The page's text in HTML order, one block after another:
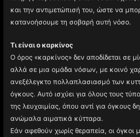
και την αντιμετώπισή του, ώστε να
κατανοήσουμε τη σοβαρή αυτή νόσο.
Τι είναι ο καρκίνος
Ο όρος «καρκίνος» δεν αποδίδεται σε
αλλά σε μια ομάδα νόσων, με κοινό
ανεξέλεγκτο πολλαπλασιασμό των
όγκους. Αυτό ισχύει για όλους τους
της λευχαιμίας, όπου αντί για όγκους
ανώμαλα αιματικά κύτταρα.
Εάν αφεθούν χωρίς θεραπεία, οι όγκοι